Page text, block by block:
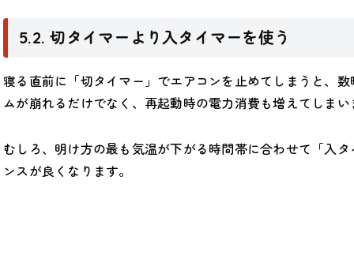
5.2. 切タイマーより入タイマーを使う
寝る直前に「切タイマー」でエアコンを止めてしまうと、
ムが崩れるだけでなく、再起動時の電力消費も増えてしまい
むしろ、明け方の最も気温が下がる時間帯に合わせて「入
ンスが良くなります。